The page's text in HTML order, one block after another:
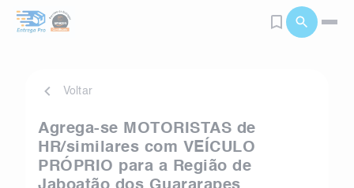
Voltar
Agrega-se MOTORISTAS de
HR/similares com VEÍCULO
PRÓPRIO para a Região de